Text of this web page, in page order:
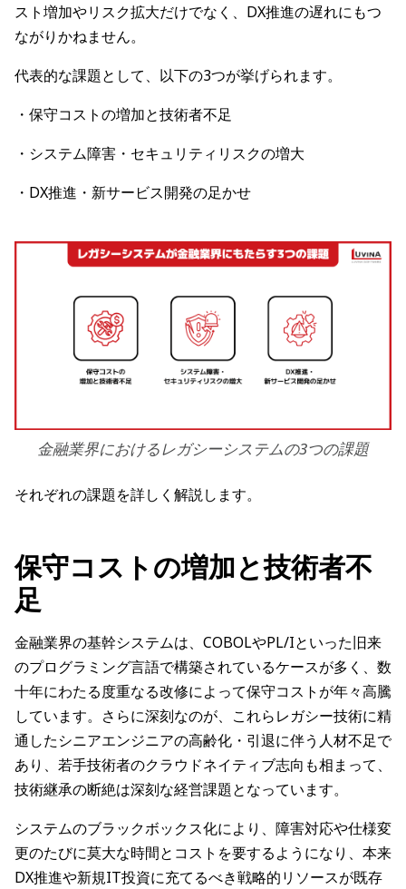
スト増加やリスク拡大だけでなく、DX推進の遅れにもつ
ながりかねません。
代表的な課題として、以下の3つが挙げられます。
・保守コストの増加と技術者不足
・システム障害・セキュリティリスクの増大
・DX推進・新サービス開発の足かせ
金融業界におけるレガシーシステムの3つの課題
それぞれの課題を詳しく解説します。
保守コストの増加と技術者不
足
金融業界の基幹システムは、COBOLやPL/Iといった旧来
のプログラミング言語で構築されているケースが多く、数
十年にわたる度重なる改修によって保守コストが年々高騰
しています。さらに深刻なのが、これらレガシー技術に精
通したシニアエンジニアの高齢化・引退に伴う人材不足で
あり、若手技術者のクラウドネイティブ志向も相まって、
技術継承の断絶は深刻な経営課題となっています。
システムのブラックボックス化により、障害対応や仕様変
更のたびに莫大な時間とコストを要するようになり、本来
DX推進や新規IT投資に充てるべき戦略的リソースが既存